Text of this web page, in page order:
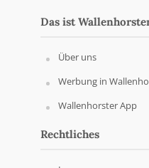
Das ist
Über uns
Werbung in
Wallenhorster App
Rechtliches